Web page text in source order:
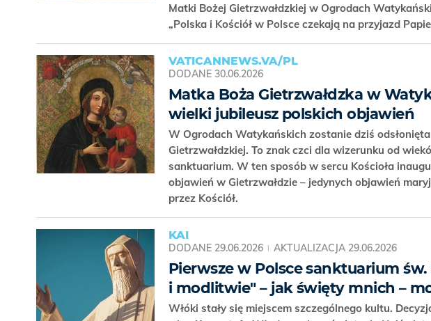
Matki Bożej Gietrzwałdzkiej w Ogrodach
„Polska i Kościół w Polsce czekają na przyjazd
VATICANNEWS.VA/PL
DODANE 30.06.2026
Matka Boża Gietrzwałdzka w
wielki jubileusz polskich objawień
W Ogrodach Watykańskich zostanie dziś
Gietrzwałdzkiej. To znak czci dla wizerunku od
sanktuarium. W ten sposób w sercu Kościoła
objawień w Gietrzwałdzie – jedynych objawień
przez Kościół.
KAI
DODANE 29.06.2026 AKTUALIZACJA 29.06.2026
Pierwsze w Polsce sanktuarium św.
i modlitwie" – jak święty mnich –
Włóki stały się miejscem szczególnego kultu.